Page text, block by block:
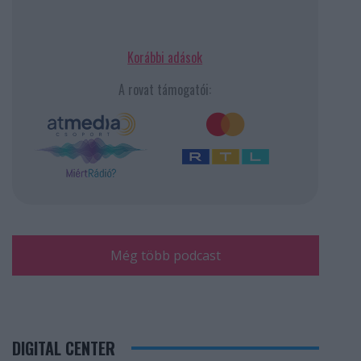
Korábbi adások
A rovat támogatói:
Még több podcast
DIGITAL CENTER